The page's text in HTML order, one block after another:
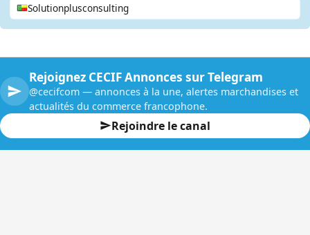
Solutionplusconsulting
Rejoignez CECIF Annonces sur Telegram
@cecifcom — annonces à la une, alertes marchandises et
actualités du commerce francophone.
Rejoindre le canal